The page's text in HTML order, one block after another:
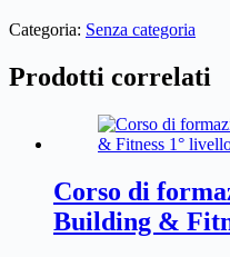
Categoria: Senza categoria
Prodotti correlati
Corso di
Building &